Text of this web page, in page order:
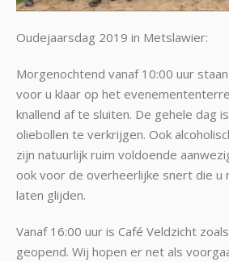
Oudejaarsdag 2019 in Metslawier:
Morgenochtend vanaf 10:00 uur
voor u klaar op het
knallend af te sluiten. De gehele dag
oliebollen te verkrijgen. Ook
zijn natuurlijk ruim voldoende
ook voor de overheerlijke snert die u
laten glijden.
Vanaf 16:00 uur is Café Veldzicht
geopend. Wij hopen er net als